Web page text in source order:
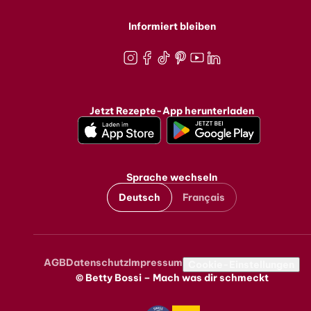
Informiert bleiben
Jetzt Rezepte-App herunterladen
Sprache wechseln
Deutsch
Français
Metanavigation
AGBDatenschutzImpressum
© Betty Bossi – Mach was dir schmeckt